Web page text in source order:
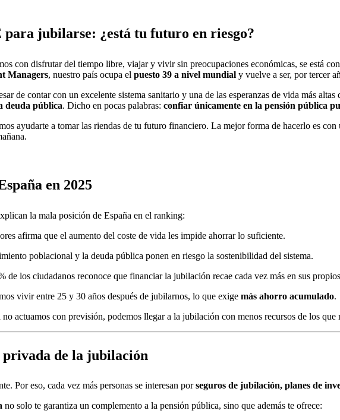
para jubilarse: ¿está tu futuro en riesgo?
con disfrutar del tiempo libre, viajar y vivir sin preocupaciones económicas, se está
Managers, nuestro país ocupa el puesto 39 a nivel mundial y vuelve a ser, por tercer
de contar con un excelente sistema sanitario y una de las esperanzas de vida más altas
deuda pública. Dicho en pocas palabras: confiar únicamente en la pensión pública
ayudarte a tomar las riendas de tu futuro financiero. La mejor forma de hacerlo es con
en 2025
la mala posición de España en el ranking:
afirma que el aumento del coste de vida les impide ahorrar lo suficiente.
poblacional y la deuda pública ponen en riesgo la sostenibilidad del sistema.
de los ciudadanos reconoce que financiar la jubilación recae cada vez más en sus
vivir entre 25 y 30 años después de jubilarnos, lo que exige más ahorro acumulado.
actuamos con previsión, podemos llegar a la jubilación con menos recursos de los
de la jubilación
Por eso, cada vez más personas se interesan porseguros de jubilación, planes de
no solo te garantiza un complemento a la pensión pública, sino que además te ofrece: